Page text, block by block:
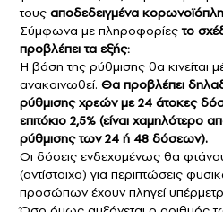
τους αποδεδειγμένα
Σύμφωνα με πληροφορίεςτο
προβλέπει τα εξής:
Η βάση της ρύθμισης θα κινείται
ανακοινωθεί. Θα προβλέπει
ρύθμισης χρεών με 24 άτοκες
επιτόκιο 2,5% (είναι χαμηλότερο
ρύθμισης των 24 ή 48 δόσεων).
Οι δόσεις ενδεχομένως θα
(αντίστοιχα) για περιπτώσεις
προσώπων έχουν πληγεί